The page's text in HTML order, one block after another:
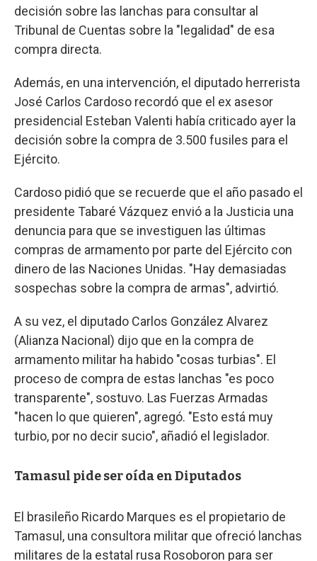
decisión sobre las lanchas para consultar al
Tribunal de Cuentas sobre la "legalidad" de esa
compra directa.
Además, en una intervención, el diputado herrerista
José Carlos Cardoso recordó que el ex asesor
presidencial Esteban Valenti había criticado ayer la
decisión sobre la compra de 3.500 fusiles para el
Ejército.
Cardoso pidió que se recuerde que el año pasado el
presidente Tabaré Vázquez envió a la Justicia una
denuncia para que se investiguen las últimas
compras de armamento por parte del Ejército con
dinero de las Naciones Unidas. "Hay demasiadas
sospechas sobre la compra de armas", advirtió.
A su vez, el diputado Carlos González Alvarez
(Alianza Nacional) dijo que en la compra de
armamento militar ha habido "cosas turbias". El
proceso de compra de estas lanchas "es poco
transparente", sostuvo. Las Fuerzas Armadas
"hacen lo que quieren", agregó. "Esto está muy
turbio, por no decir sucio", añadió el legislador.
Tamasul pide ser oída en Diputados
El brasileño Ricardo Marques es el propietario de
Tamasul, una consultora militar que ofreció lanchas
militares de la estatal rusa Rosoboron para ser